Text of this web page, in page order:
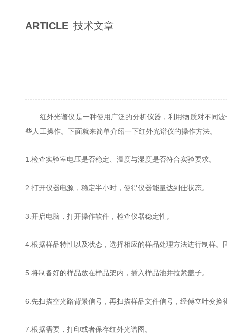
ARTICLE 技术文章
红外光谱仪是一种使用广泛的分析仪器，利用物质对不同
些人工操作。下面就来简单介绍一下红外光谱仪的操作方法。
1.检查实验室电压是否稳定、温度与湿度是否符合实验要求。
2.打开仪器电源，稳定半小时，使得仪器能量达到佳状态。
3.开启电脑，打开操作软件，检查仪器稳定性。
4.根据样品特性以及状态，选择相应的样品处理方法进行制样
5.将制备好的样品放在样品架内，插入样品池并拉紧盖子。
6.先扫描空光路背景信号，再扫描样品文件信号，经傅立叶变换
7.根据需要，打印或者保存红外光谱图。